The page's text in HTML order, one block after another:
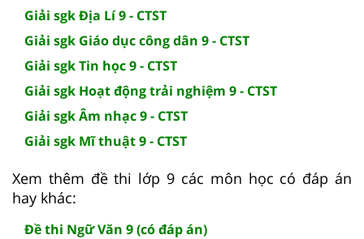
Giải sgk Địa Lí 9 - CTST
Giải sgk Giáo dục công dân 9 - CTST
Giải sgk Tin học 9 - CTST
Giải sgk Hoạt động trải nghiệm 9 - CTST
Giải sgk Âm nhạc 9 - CTST
Giải sgk Mĩ thuật 9 - CTST
Xem thêm đề thi lớp 9 các môn học có đáp án
hay khác:
Đề thi Ngữ Văn 9 (có đáp án)